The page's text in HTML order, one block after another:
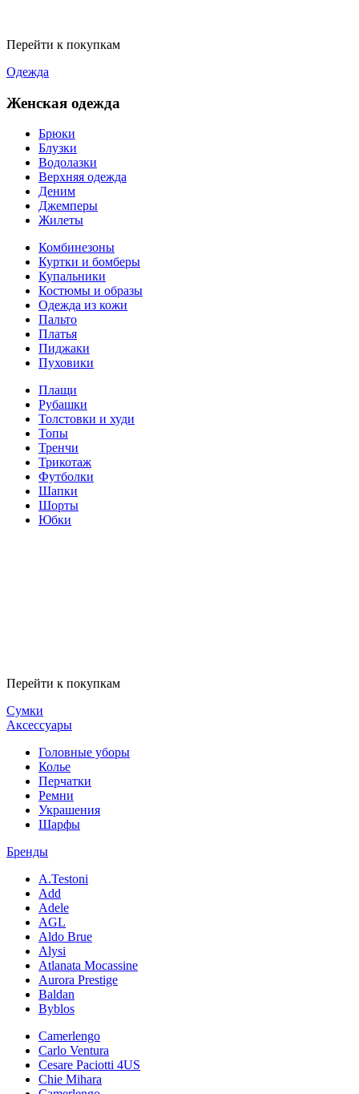
Перейти к покупкам
Одежда
Женская одежда
Брюки
Блузки
Водолазки
Верхняя одежда
Деним
Джемперы
Жилеты
Комбинезоны
Куртки и бомберы
Купальники
Костюмы и образы
Одежда из кожи
Пальто
Платья
Пиджаки
Пуховики
Плащи
Рубашки
Толстовки и худи
Топы
Тренчи
Трикотаж
Футболки
Шапки
Шорты
Юбки
Перейти к покупкам
Сумки
Аксессуары
Головные уборы
Колье
Перчатки
Ремни
Украшения
Шарфы
Бренды
A.Testoni
Add
Adele
AGL
Aldo Brue
Alysi
Atlanata Mocassine
Aurora Prestige
Baldan
Byblos
Camerlengo
Carlo Ventura
Cesare Paciotti 4US
Chie Mihara